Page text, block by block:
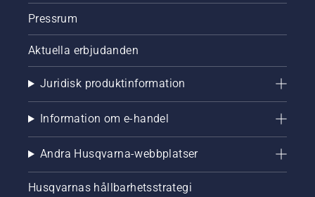
18V
Power
For All
Alliance,
laddare
som kan
i en rad
produkter
Pressrum
Aktuella erbjudanden
Juridisk produktinformation
Information om e-handel
Andra Husqvarna-webbplatser
Husqvarnas hållbarhetsstrategi